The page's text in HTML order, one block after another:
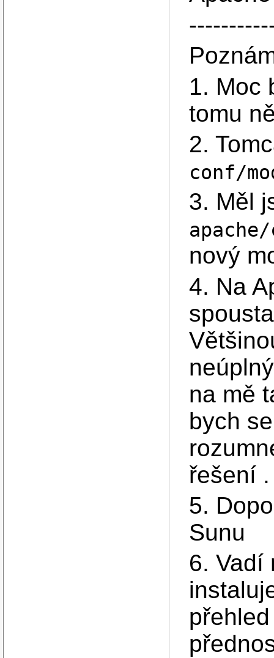
1. Moc
tomu
2.
conf/
3. Měl
nový
4. Na
na mě
bych
řešení .
5.
Sunu
6. Vadí